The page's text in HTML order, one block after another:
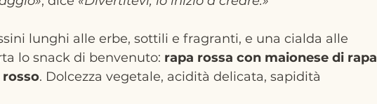
lunghi alle erbe, sottili e fragranti, e una cialda alle
lo snack di benvenuto: rapa rossa con maionese di rapa
. Dolcezza vegetale, acidità delicata, sapidità